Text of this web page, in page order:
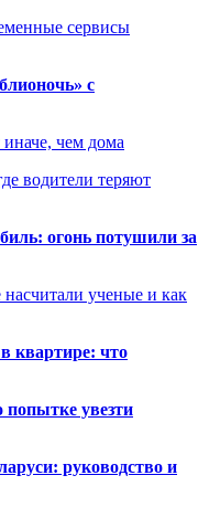
сервисы
с
чем дома
водители теряют
огонь потушили за
ученые и как
квартире: что
увезти
руководство и